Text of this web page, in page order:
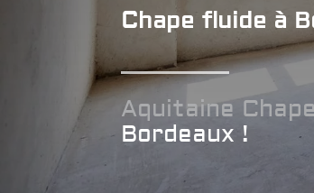
Chape fluide à
Aquitaine
Bordeaux !